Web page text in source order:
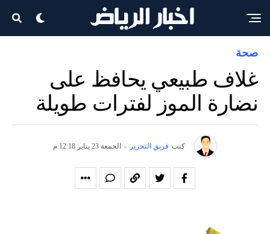
صحة
غلاف طبيعي يحافظ على
نضارة الموز لفترات طويلة
كتب فريق التحرير - الجمعة 23 يناير 12:18 م